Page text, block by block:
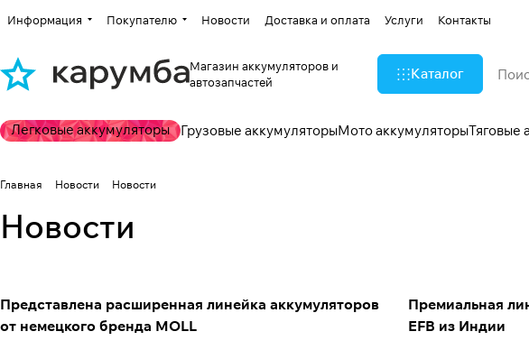
Информация Покупателю Новости Доставка и оплата Услуги Контакты
Магазин аккумуляторов и
автозапчастей
Каталог
Легковые аккумуляторы Грузовые аккумуляторыМото аккумуляторыТяговые
Главная Новости Новости
Новости
Представлена расширенная линейка аккумуляторов
от немецкого бренда MOLL
Премиальная
EFB из Индии